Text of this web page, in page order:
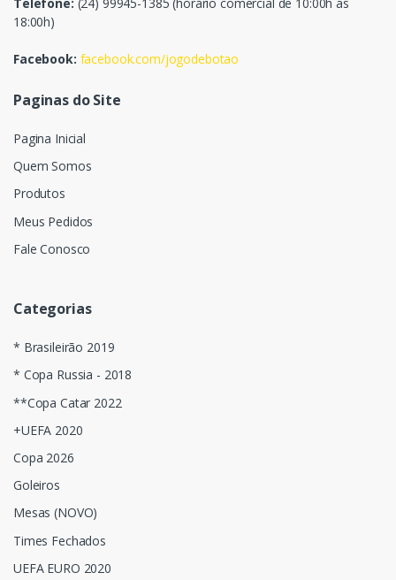
18:00h)
Facebook: facebook.com/jogodebotao
Paginas do Site
Pagina Inicial
Quem Somos
Produtos
Meus Pedidos
Fale Conosco
Categorias
* Brasileirão 2019
* Copa Russia - 2018
**Copa Catar 2022
+UEFA 2020
Copa 2026
Goleiros
Mesas (NOVO)
Times Fechados
UEFA EURO 2020